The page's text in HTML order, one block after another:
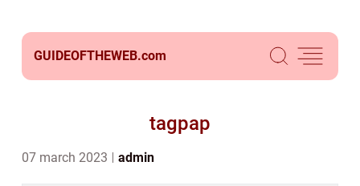
GUIDEOFTHEWEB.com
tagpap
07 march 2023 admin